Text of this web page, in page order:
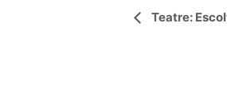
Teatre: